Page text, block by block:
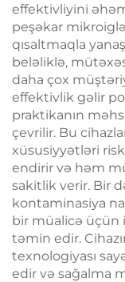
effektivliyini
peşəkar
qısaltmaqla
beləliklə,
daha çox
effektivlik gəlir
praktikanın
çevrilir. Bu
xüsusiyyətləri
endirir və həm
sakitlik verir. Bir
kontaminasiya
bir müalicə üçün
təmin edir.
texnologiyası
edir və sağalma